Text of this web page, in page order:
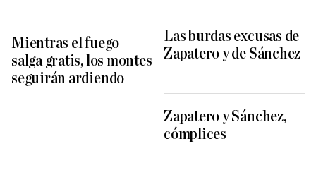
Mientras el fuego
salga gratis, los montes
seguirán ardiendo
Las burdas excusas de
Zapatero y de Sánchez
Zapatero y Sánchez,
cómplices